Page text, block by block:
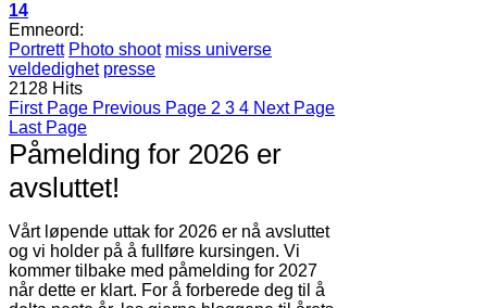
14
Emneord:
Portrett Photo shoot miss universe
veldedighet presse
2128 Hits
First Page Previous Page 2 3 4 Next Page
Last Page
Påmelding for 2026 er
avsluttet!
Vårt løpende uttak for 2026 er nå avsluttet
og vi holder på å fullføre kursingen. Vi
kommer tilbake med påmelding for 2027
når dette er klart. For å forberede deg til å